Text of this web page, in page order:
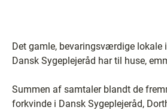
Det gamle, bevaringsværdige lokale
Dansk Sygeplejeråd har til huse,
Summen af samtaler blandt de
forkvinde i Dansk Sygeplejeråd,